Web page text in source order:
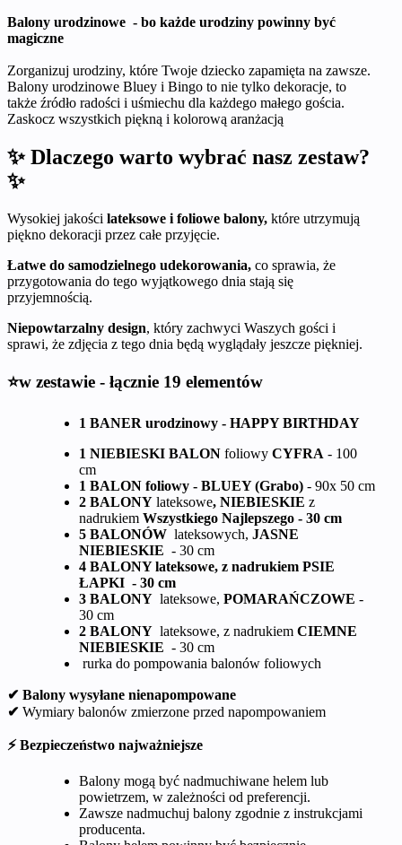
Balony urodzinowe - bo każde urodziny powinny być
magiczne
Zorganizuj urodziny, które Twoje dziecko zapamięta na zawsze.
Balony urodzinowe Bluey i Bingo to nie tylko dekoracje, to
także źródło radości i uśmiechu dla każdego małego gościa.
Zaskocz wszystkich piękną i kolorową aranżacją
✨ Dlaczego warto wybrać nasz zestaw?
✨
Wysokiej jakości lateksowe i foliowe balony, które utrzymują
piękno dekoracji przez całe przyjęcie.
Łatwe do samodzielnego udekorowania, co sprawia, że
przygotowania do tego wyjątkowego dnia stają się
przyjemnością.
Niepowtarzalny design, który zachwyci Waszych gości i
sprawi, że zdjęcia z tego dnia będą wyglądały jeszcze piękniej.
⭐w zestawie - łącznie 19 elementów
1 BANER urodzinowy - HAPPY BIRTHDAY
1 NIEBIESKI BALON foliowy CYFRA - 100
cm
1 BALON foliowy - BLUEY (Grabo) - 90x 50 cm
2 BALONY lateksowe, NIEBIESKIE z
nadrukiem Wszystkiego Najlepszego - 30 cm
5 BALONÓW lateksowych, JASNE
NIEBIESKIE - 30 cm
4 BALONY lateksowe, z nadrukiem PSIE
ŁAPKI - 30 cm
3 BALONY lateksowe, POMARAŃCZOWE -
30 cm
2 BALONY lateksowe, z nadrukiem CIEMNE
NIEBIESKIE - 30 cm
rurka do pompowania balonów foliowych
✔ Balony wysyłane nienapompowane
✔ Wymiary balonów zmierzone przed napompowaniem
⚡ Bezpieczeństwo najważniejsze
Balony mogą być nadmuchiwane helem lub
powietrzem, w zależności od preferencji.
Zawsze nadmuchuj balony zgodnie z instrukcjami
producenta.